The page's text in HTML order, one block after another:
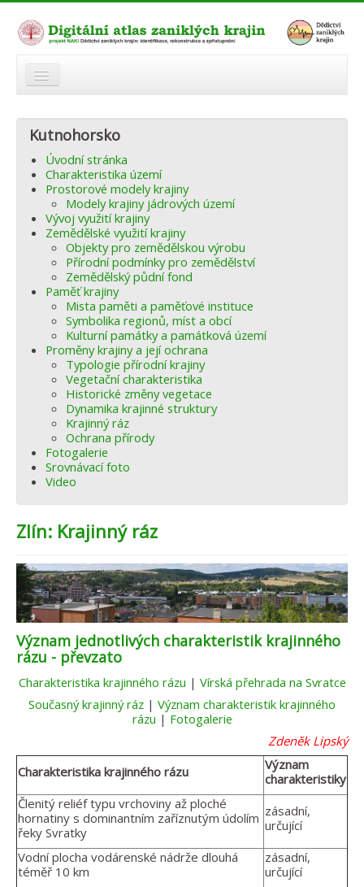
Modelová území
Zaniklé krajiny
Odkazy
Fórum
Autoři
Kutnohorsko
Úvodní stránka
Charakteristika území
Prostorové modely krajiny
Modely krajiny jádrových území
Vývoj využití krajiny
Zemědělské využití krajiny
Objekty pro zemědělskou výrobu
Přírodní podmínky pro zemědělství
Zemědělský půdní fond
Paměť krajiny
Mista paměti a paměťové instituce
Symbolika regionů, míst a obcí
Kulturní památky a památková území
Proměny krajiny a její ochrana
Typologie přírodní krajiny
Vegetační charakteristika
Historické změny vegetace
Dynamika krajinné struktury
Krajinný ráz
Ochrana přírody
Fotogalerie
Srovnávací foto
Video
Zlín: Krajinný ráz
Význam jednotlivých charakteristik krajinného
rázu - převzato
Charakteristika krajinného rázu | Vírská přehrada na Svratce
Současný krajinný ráz | Význam charakteristik krajinného
rázu | Fotogalerie
Zdeněk Lipský
Charakteristika krajinného rázu
Význam
charakteristiky
Členitý reliéf typu vrchoviny až ploché
hornatiny s dominantním zaříznutým údolím
řeky Svratky
zásadní,
určující
Vodní plocha vodárenské nádrže dlouhá
téměř 10 km
zásadní,
určující